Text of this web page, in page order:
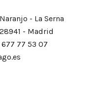
- La Serna
- Madrid
77 53 07